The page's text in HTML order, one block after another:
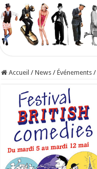
Accueil / News / Événements /